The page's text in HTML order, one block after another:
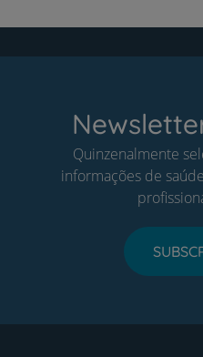
Quinzenalmente
informações de